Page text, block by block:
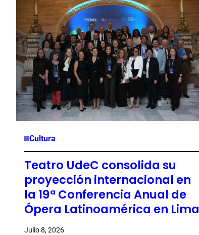
Cultura
Teatro UdeC consolida su
proyección internacional en
la 19ª Conferencia Anual de
Ópera Latinoamérica en Lima
Julio 8, 2026